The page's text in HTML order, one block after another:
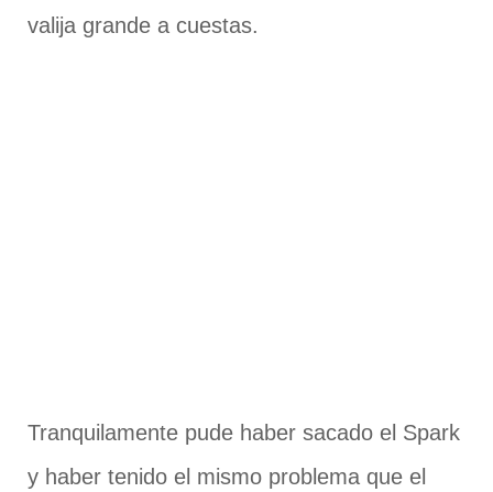
valija grande a cuestas.
Tranquilamente pude haber sacado el Spark
y haber tenido el mismo problema que el